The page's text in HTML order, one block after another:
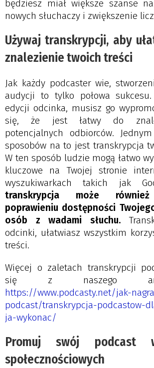
będziesz miał większe szanse
nowych słuchaczy i zwiększenie
Używaj transkrypcji, aby
znalezienie twoich treści
Jak każdy podcaster wie,
audycji to tylko połowa
edycji odcinka, musisz go
się, że jest łatwy do
potencjalnych odbiorców.
sposobów na to jest transkrypcja
W ten sposób ludzie mogą łatwo
kluczowe na Twojej stronie
wyszukiwarkach takich jak
transkrypcja może
poprawieniu dostępności
osób z wadami słuchu.
odcinki, ułatwiasz wszystkim
treści.
Więcej o zaletach transkrypcji
się z naszego
https://www.podcasty.net/jak-
podcast/transkrypcja-podcastow-
ja-wykonac/
Promuj swój podcast
społecznościowych